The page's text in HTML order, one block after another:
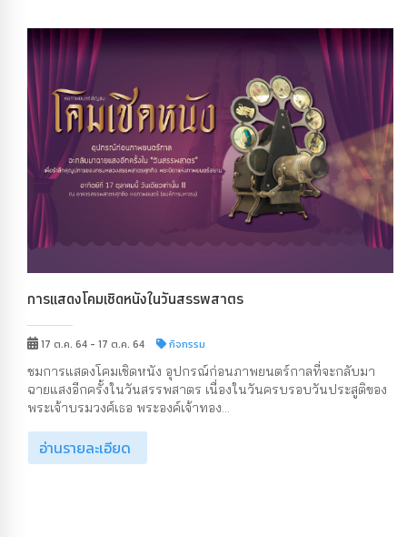
การแสดงโคมเชิดหนังในวันสรรพสาตร
17 ต.ค. 64 - 17 ต.ค. 64 กิจกรรม
ชมการแสดงโคมเชิดหนัง อุปกรณ์ก่อนภาพยนตร์กาลที่จะกลับมา
ฉายแสงอีกครั้งในวันสรรพสาตร เนื่องในวันครบรอบวันประสูติของ
พระเจ้าบรมวงศ์เธอ พระองค์เจ้าทอง...
อ่านรายละเอียด